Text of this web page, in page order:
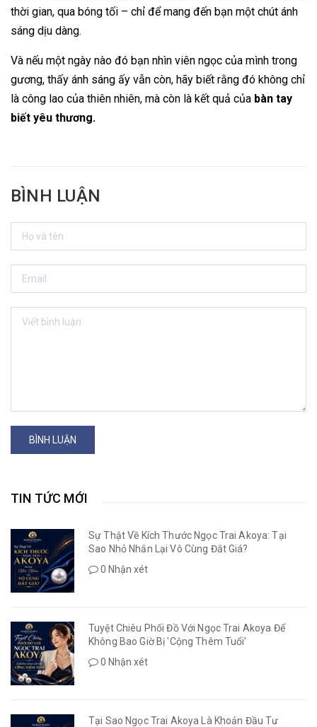
thời gian, qua bóng tối – chỉ để mang đến bạn một chút ánh
sáng dịu dàng.
Và nếu một ngày nào đó bạn nhìn viên ngọc của mình trong
gương, thấy ánh sáng ấy vẫn còn, hãy biết rằng đó không chỉ
là công lao của thiên nhiên, mà còn là kết quả của bàn tay
biết yêu thương.
BÌNH LUẬN
BÌNH LUẬN
TIN TỨC MỚI
Sự Thật Về Kích Thước Ngọc Trai Akoya: Tại
Sao Nhỏ Nhắn Lại Vô Cùng Đắt Giá?
0 Nhận xét
Tuyệt Chiêu Phối Đồ Với Ngọc Trai Akoya Để
Không Bao Giờ Bị 'Cộng Thêm Tuổi'
0 Nhận xét
Tại Sao Ngọc Trai Akoya Là Khoản Đầu Tư